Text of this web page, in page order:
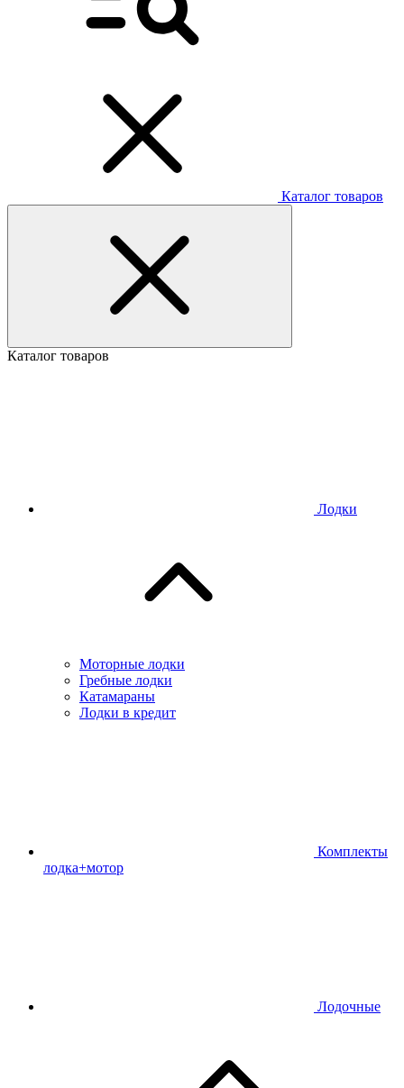
Каталог товаров
Каталог товаров
Лодки
Моторные лодки
Гребные лодки
Катамараны
Лодки в кредит
Комплекты
лодка+мотор
Лодочные